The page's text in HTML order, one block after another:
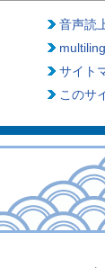
音声読
サイト
このサ